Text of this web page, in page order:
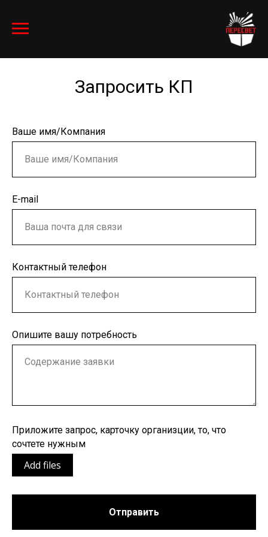
Запросить КП
Ваше имя/Компания
E-mail
Контактный телефон
Опишите вашу потребность
Приложите запрос, карточку организции, то, что
сочтете нужным
Add files
Отправить